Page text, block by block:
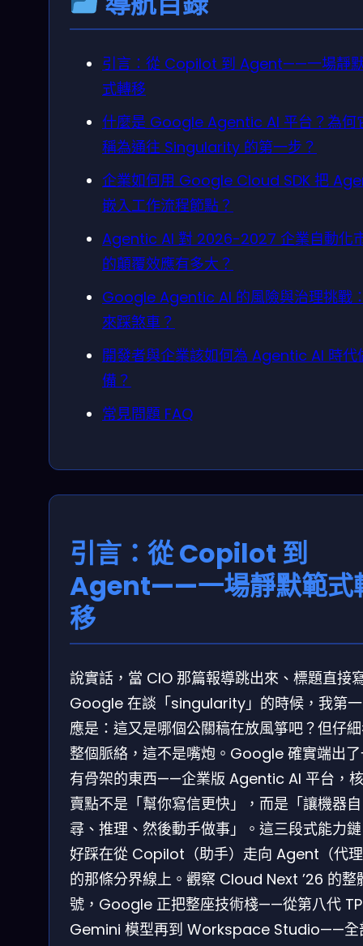
引言：從 Copilot 到 Agent——一場靜
式轉移
什麼是 Google Agentic AI 平台？為何
稱為通往 Singularity 的第一步？
企業如何用 Google Cloud SDK 把
嵌入工作流程節點？
Agentic AI 對 2026-2027 企業自動化
的顛覆效應有多大？
Google Agentic AI 的風險與治理挑戰
來踩煞車？
開發者與企業該如何為 Agentic AI 時代
備？
常見問題 FAQ
引言：從 Copilot 到
Agent——一場靜默範式
移
說實話，當 CIO 那篇報導跳出來、標題直接
Google 在談「singularity」的時候，我第
應是：這又是哪個公關稿在放風箏吧？但仔
整個脈絡，這不是嘴炮。Google 確實端出
有骨架的東西——企業版 Agentic AI 平台，
賣點不是「幫你寫信更快」，而是「讓機器
尋、推理、然後動手做事」。這三段式能力
好踩在從 Copilot（助手）走向 Agent（代
的那條分界線上。觀察 Cloud Next ’26 的整
號，Google 正把整座技術棧——從第八代
Gemini 模型再到 Workspace Studio——全